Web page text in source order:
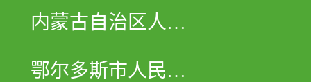
内蒙古自治区人民
鄂尔多斯市人民政